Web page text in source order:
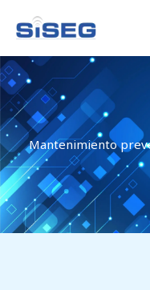
Mantenimiento